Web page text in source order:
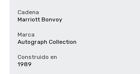
Cadena
Marriott Bonvoy
Marca
Autograph Collection
Construido en
1989